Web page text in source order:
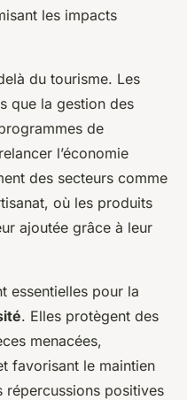
les impacts
du tourisme. Les
que la gestion des
de
l’économie
des secteurs comme
où les produits
ajoutée grâce à leur
essentielles pour la
. Elles protègent des
menacées,
favorisant le maintien
répercussions positives